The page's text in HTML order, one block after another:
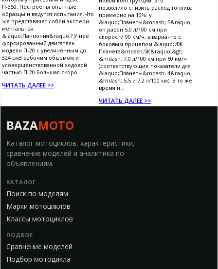
П-350. Построены опытные
образцы и ведутся испытания.Что
же представляет собой экспери
ментальная
&laquo;Паннония&raquo;? У нее
форсированный двигатель
модели П-20 с увеличенным до
324 см3 рабочим объемом и
усовершенствованной ходовой
частью П-20.Большая скоро...
ЧИТАТЬ ДАЛЕЕ >>
позволило снизить расход топлива
примерно на 10%: у
&laquo;Планеты&mdash; 5&raquo;
он равен 5,0 л/100 км при
скорости 90 км/ч, в варианте с
боковым прицепом &laquo;ИЖ-
Планета&mdash;5К&raquo;&gt;
&mdash; 7,0 л/100 км при 60 км/ч
(соответствующие показатели для
&laquo;Планеты&mdash; 4&raquo;
&mdash; 5,5 и 7,2 л/100 км). В то же
время н...
ЧИТАТЬ ДАЛЕЕ >>
BAZAMOTO
Каталог мотоциклов, характеристики,
сравнение моделей и аналитика по
объявлениям.
КАТАЛОГ
Поиск по моделям
Марки мотоциклов
Классы мотоциклов
ПОДБОР
Сравнение моделей
Подбор мотоцикла